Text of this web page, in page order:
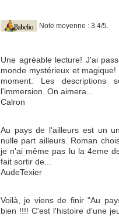
Note moyenne : 3.4/5.
Une agréable lecture! J'ai
monde mystérieux et
moment. Les
l'immersion. On aimera...
Calron
Au pays de l'ailleurs est un
nulle part ailleurs. Roman
je n'ai même pas lu la 4eme
fait sortir de...
AudeTexier
Voilà, je viens de finir "Au
bien !!!! C'est l'histoire d'une